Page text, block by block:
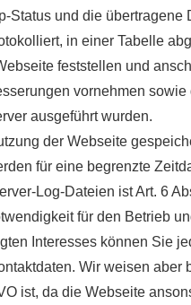
Status und die
in einer Tabelle
feststellen und
vornehmen
ausgeführt wurden.
der Webseite
für eine begrenzte
Log-Dateien ist Art. 6
für den Betrieb
Interesses können Sie
Wir weisen
ist, da die Webseite